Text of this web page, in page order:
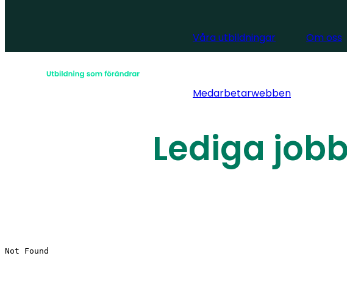
Våra utbildningar Om oss
Medarbetarwebben
Lediga